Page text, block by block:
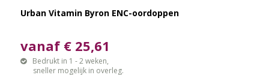
Urban Vitamin Byron ENC-oordoppen
vanaf € 25,61
Bedrukt in 1 - 2 weken,
sneller mogelijk in overleg.